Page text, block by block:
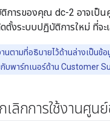
การของคุณ dc-2 อาจเป็
ตั้งระบบปฏิบัติการใหม่ ที่จ
านตามที่อธิบายไว้ด้านล่างเป็น
บพาร์ทเนอร์ด้าน Customer
ลิกการใช้งานศูน